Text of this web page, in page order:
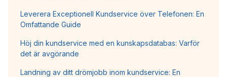
Leverera Exceptionell Kundservice över Telefonen: En
Omfattande Guide
Höj din kundservice med en kunskapsdatabas: Varför
det är avgörande
Landning av ditt drömjobb inom kundservice: En